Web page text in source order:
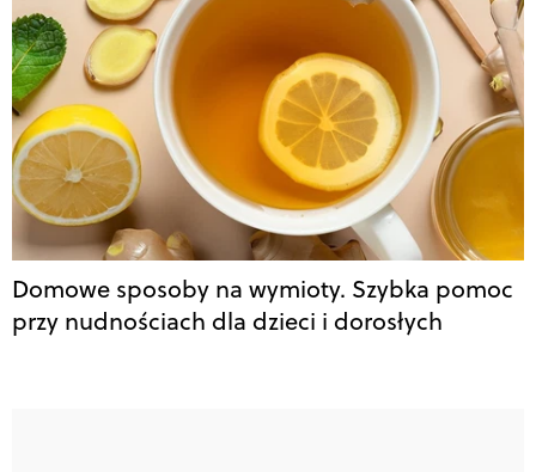
Domowe sposoby na wymioty. Szybka pomoc
przy nudnościach dla dzieci i dorosłych